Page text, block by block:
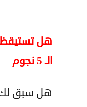
هل تستيقظ
الـ 5 نجوم
هل سبق لك